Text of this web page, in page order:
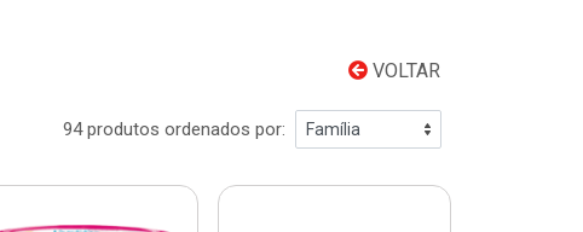
VOLTAR
94 produtos ordenados por: